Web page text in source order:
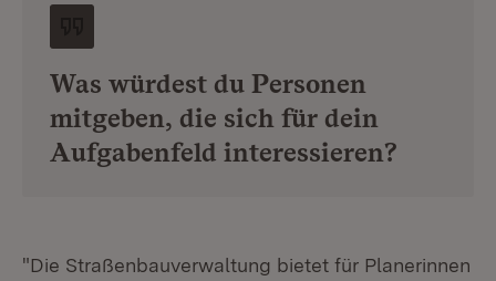
Was würdest du Personen
mitgeben, die sich für dein
Aufgabenfeld interessieren?
"Die Straßenbauverwaltung bietet für Planerinnen